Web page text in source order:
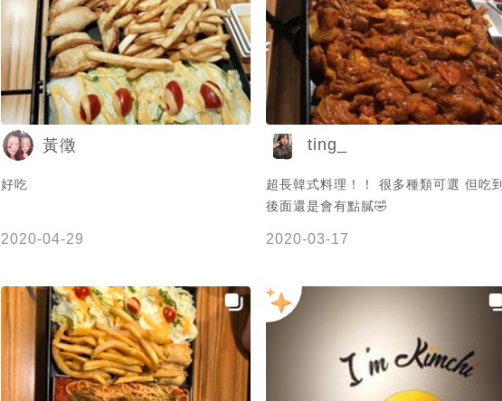
黃徵
好吃
2020-04-29
ting_
超長韓式料理！！ 很多種類可選 但吃到
後面還是會有點膩🤣
2020-03-17